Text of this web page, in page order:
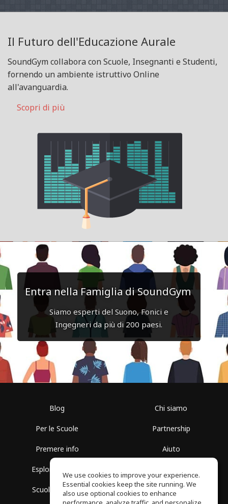
Il Futuro dell'Educazione Aurale
SoundGym collabora con Scuole, Insegnanti e Studenti,
fornendo un ambiente istruttivo Online
all'avanguardia.
Scopri di più
Entra nella Famiglia di SoundGym
Siamo esperti del Suono, Fonici e
Ingegneri da più di 200 paesi.
Blog
Per le Scuole
Premere info
Esplora i Gruppi
Scuola gratuita
Chi siamo
Partnership
Aiuto
Politica sulla Privacy
We use cookies to improve your experience.
Essential cookies keep the site running. We
also use optional cookies to enhance